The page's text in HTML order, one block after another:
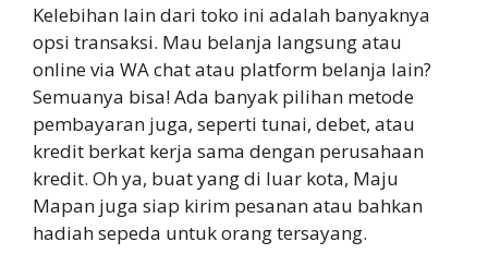
Kelebihan lain dari toko ini adalah banyaknya
opsi transaksi. Mau belanja langsung atau
online via WA chat atau platform belanja lain?
Semuanya bisa! Ada banyak pilihan metode
pembayaran juga, seperti tunai, debet, atau
kredit berkat kerja sama dengan perusahaan
kredit. Oh ya, buat yang di luar kota, Maju
Mapan juga siap kirim pesanan atau bahkan
hadiah sepeda untuk orang tersayang.